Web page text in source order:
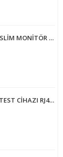
HITACHI 19" Q19HTW ULTRA SLİM MONİTÖR - Q19HTW
IP KAMERA NETWORK KABLO TEST CİHAZI RJ45 RJ11 - ARNA 4511